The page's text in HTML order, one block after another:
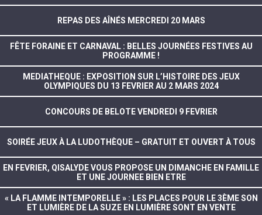
REPAS DES AÎNÉS MERCREDI 20 MARS
FÊTE FORAINE ET CARNAVAL : BELLES JOURNÉES FESTIVES AU
PROGRAMME !
MEDIATHEQUE : EXPOSITION SUR L’HISTOIRE DES JEUX
OLYMPIQUES DU 13 FEVRIER AU 2 MARS 2024
CONCOURS DE BELOTE VENDREDI 9 FEVRIER
SOIRÉE JEUX À LA LUDOTHÈQUE – GRATUIT ET OUVERT À TOUS
EN FEVRIER, QISALYDE VOUS PROPOSE UN DIMANCHE EN FAMILLE
ET UNE JOURNEE BIEN ETRE
« LA FLAMME INTEMPORELLE » : LES PLACES POUR LE 3ÈME SON
ET LUMIÈRE DE LA SUZE EN LUMIÈRE SONT EN VENTE